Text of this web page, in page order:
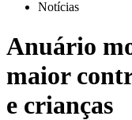
Notícias
Anuário
maior
e crianças